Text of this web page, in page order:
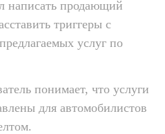
написать продающий
триггеры с
услуг по
понимает, что услуги
для автомобилистов